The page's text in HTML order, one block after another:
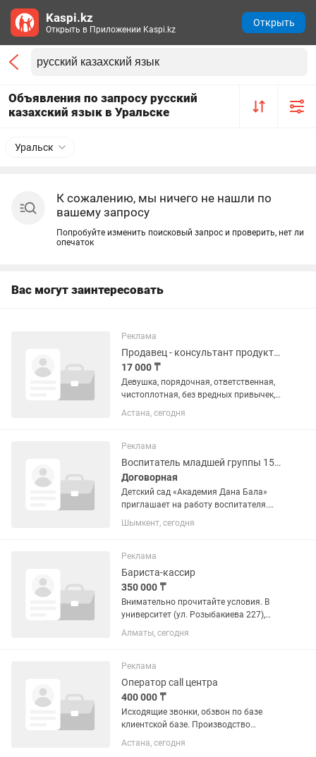
Объявления по запросу русский
казахский язык в Уральске
Уральск
К сожалению, мы ничего не нашли по
вашему запросу
Попробуйте изменить поисковый запрос и проверить, нет ли
опечаток
Вас могут заинтересовать
Реклама
Продавец - консультант продуктов
17 000 ₸
Девушка, порядочная, ответственная,
чистоплотная, без вредных привычек,
коммуникабельная, свободное
владение двумя языками, возраст от
работы с 8:00 до 01:00....
Астана, сегодня
Реклама
Воспитатель младшей группы 15 детей, 2 воспитателя и няня
Договорная
Детский сад «Академия Дана Бала»
приглашает на работу воспитателя.
Требования: Высшее образование;
Опыт работы; Обязательное владение
Ответственность,...
Шымкент, сегодня
Реклама
Бариста-кассир
350 000 ₸
Внимательно прочитайте условия. В
университет (ул. Розыбакиева 227),
требуется Бариста, ПАРЕНЬ. Зарплата
350-400 000 тг. Требования: -умение
возраст от 21 до 30 -...
Алматы, сегодня
Реклама
Оператор call центра
400 000 ₸
Исходящие звонки, обзвон по базе
клиентской базе. Производство
полуфабрикатов- доставка еды Работа
с клиентской базой. Что мы ждем от
Астана, сегодня
Kaspi.kz
Открыть в Приложении Kaspi.kz
Открыть